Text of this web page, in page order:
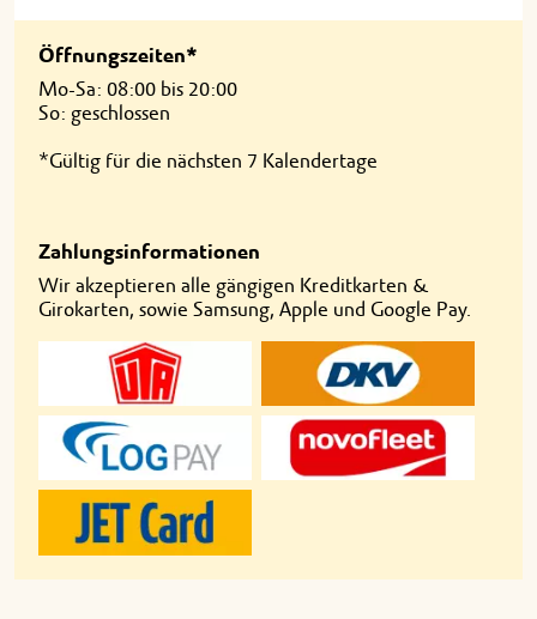
Öffnungszeiten*
Mo-Sa: 08:00 bis 20:00
So: geschlossen
*Gültig für die nächsten 7 Kalendertage
Zahlungsinformationen
Wir akzeptieren alle gängigen Kreditkarten &
Girokarten, sowie Samsung, Apple und Google Pay.